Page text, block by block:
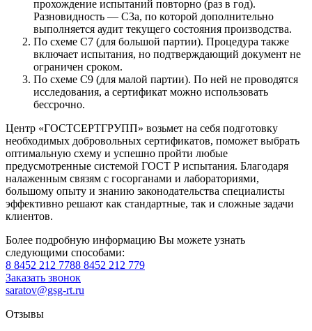
прохождение испытаний повторно (раз в год).
Разновидность — С3а, по которой дополнительно
выполняется аудит текущего состояния производства.
По схеме С7 (для большой партии). Процедура также
включает испытания, но подтверждающий документ не
ограничен сроком.
По схеме С9 (для малой партии). По ней не проводятся
исследования, а сертификат можно использовать
бессрочно.
Центр «ГОСТСЕРТГРУПП» возьмет на себя подготовку
необходимых добровольных сертификатов, поможет выбрать
оптимальную схему и успешно пройти любые
предусмотренные системой ГОСТ Р испытания. Благодаря
налаженным связям с госорганами и лабораториями,
большому опыту и знанию законодательства специалисты
эффективно решают как стандартные, так и сложные задачи
клиентов.
Более подробную информацию Вы можете узнать
следующими способами:
8 8452 212 7788 8452 212 779
Заказать звонок
saratov@gsg-rt.ru
Отзывы